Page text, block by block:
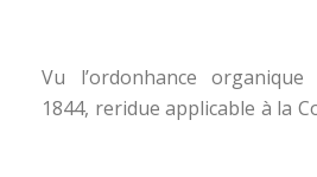
Vu l’ordonhance
1844, reridue applicable à la